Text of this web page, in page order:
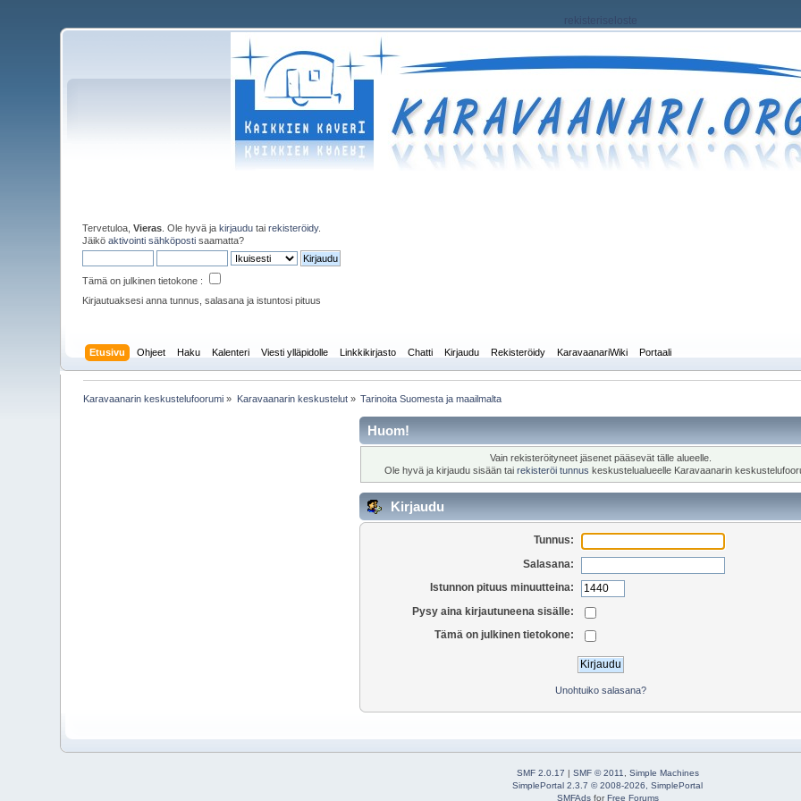
rekisteriseloste
Tervetuloa,Vieras . Ole hyvä jakirjaudu tairekisteröidy.
Jäiköaktivointi sähköposti saamatta?
Tämä on julkinen tietokone :
Kirjautuaksesi anna tunnus, salasana ja istuntosi pituus
Etusivu Ohjeet Haku Kalenteri Viesti ylläpidolle Linkkikirjasto Chatti Kirjaudu Rekisteröidy KaravaanariWiki Portaali
Karavaanarin keskustelufoorumi » Karavaanarin keskustelut» Tarinoita Suomesta ja maailmalta
Huom!
Vain rekisteröityneet jäsenet pääsevät tälle alueelle.
Ole hyvä ja kirjaudu sisään tai rekisteröi tunnus keskustelualueelle Karavaanarin
Kirjaudu
Tunnus:
Salasana:
Istunnon pituus minuutteina:
Pysy aina kirjautuneena sisälle:
Tämä on julkinen tietokone:
Unohtuiko salasana?
SMF 2.0.17 | SMF © 2011
Simple Machines
SimplePortal 2.3.7 © 2008-2026, SimplePortal
SMFAdsforFree Forums